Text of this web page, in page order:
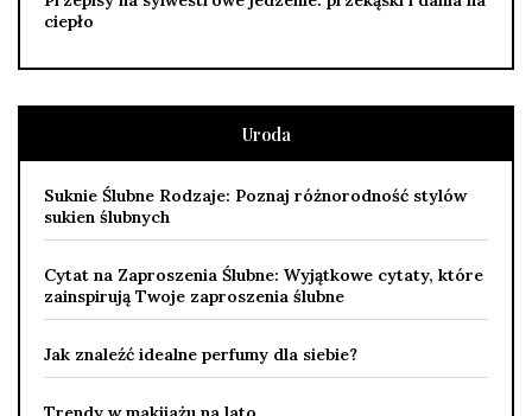
ciepło
Uroda
Suknie Ślubne Rodzaje: Poznaj różnorodność stylów
sukien ślubnych
Cytat na Zaproszenia Ślubne: Wyjątkowe cytaty, które
zainspirują Twoje zaproszenia ślubne
Jak znaleźć idealne perfumy dla siebie?